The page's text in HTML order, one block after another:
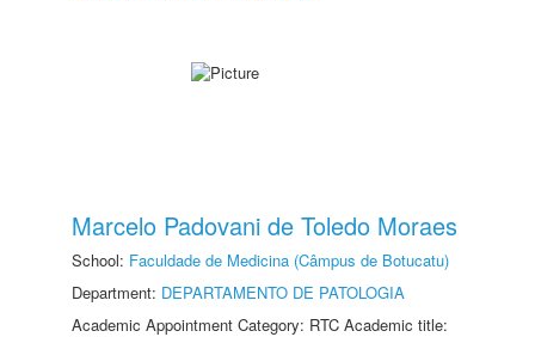
Marcelo Padovani de Toledo Moraes
School: Faculdade de Medicina (Câmpus de Botucatu)
Department: DEPARTAMENTO DE PATOLOGIA
Academic Appointment Category: RTC Academic title: